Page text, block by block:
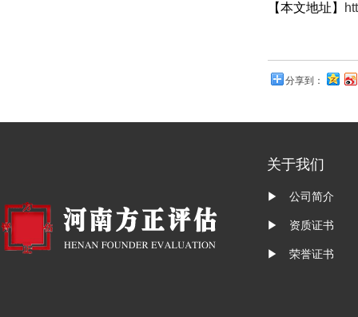
【本文地址】
分享到：
关于我们
▶ 公司简介
▶ 资质证书
▶ 荣誉证书